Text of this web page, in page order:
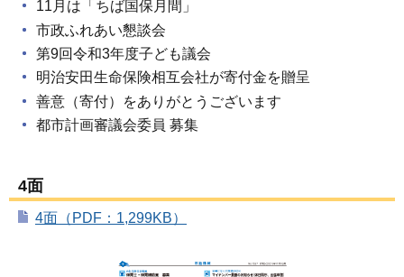
11月は「ちば国保月間」
市政ふれあい懇談会
第9回令和3年度子ども議会
明治安田生命保険相互会社が寄付金を贈呈
善意（寄付）をありがとうございます
都市計画審議会委員 募集
4面
4面（PDF：1,299KB）